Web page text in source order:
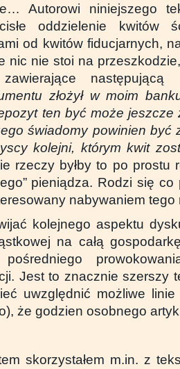
Autorowi niniejszego
oddzielenie kwitów
od kwitów fiducjarnych,
nic nie stoi na
złożył w moim
ten być może
świadomy powinien być
kolejni, którym kwit
rzeczy byłby to po prostu
pieniądza. Rodzi się
nabywaniem
kolejnego aspektu
na całą
Jest to znacznie szerszy
uwzględnić możliwe
że godzien osobnego
skorzystałem m.in. z